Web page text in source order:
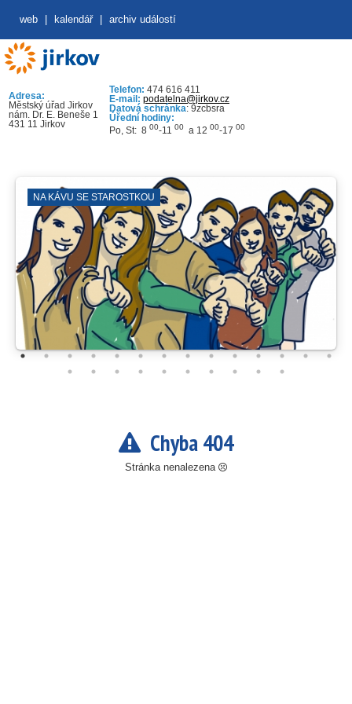
web kalendář archiv událostí
Adresa:
Městský úřad Jirkov
nám. Dr. E. Beneše 1
431 11 Jirkov
Telefon: 474 616 411
E-mail: podatelna@jirkov.cz
Datová schránka: 9zcbsra
Úřední hodiny:
Po, St: 8 00-11 00 a 12 00-17 00
NA KÁVU SE STAROSTKOU
Chyba 404
Stránka nenalezena